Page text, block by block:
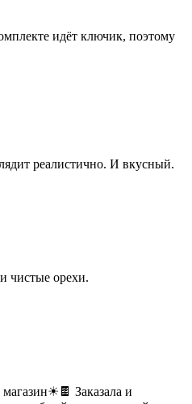
идёт ключик, поэтому
реалистично. И вкусный.
чистые орехи.
Заказала и